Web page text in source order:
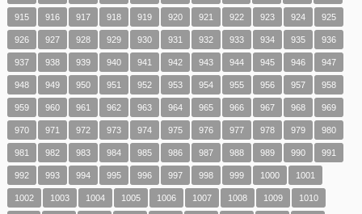
915 916 917 918 919 920 921 922 923 924 925
926 927 928 929 930 931 932 933 934 935 936
937 938 939 940 941 942 943 944 945 946 947
948 949 950 951 952 953 954 955 956 957 958
959 960 961 962 963 964 965 966 967 968 969
970 971 972 973 974 975 976 977 978 979 980
981 982 983 984 985 986 987 988 989 990 991
992 993 994 995 996 997 998 999 1000 1001
1002 1003 1004 1005 1006 1007 1008 1009 1010